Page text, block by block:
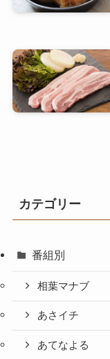
カテゴリー
番組別
相葉マナブ
あさイチ
あてなよる